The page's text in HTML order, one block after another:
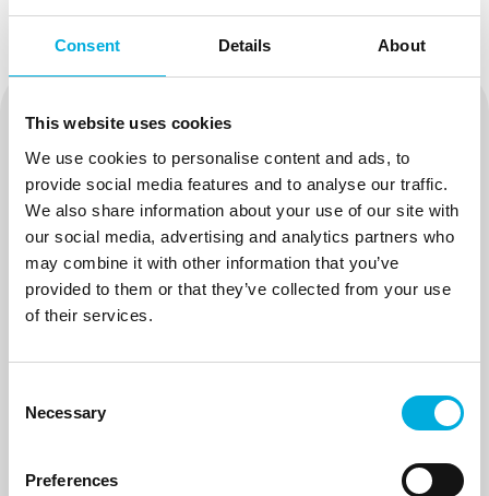
Consent Details About
This website uses cookies
We use cookies to personalise content and ads, to
provide social media features and to analyse our traffic.
We also share information about your use of our site with
our social media, advertising and analytics partners who
may combine it with other information that you’ve
provided to them or that they’ve collected from your use
of their services.
Selection
Necessary
Preferences
Get in touch with us